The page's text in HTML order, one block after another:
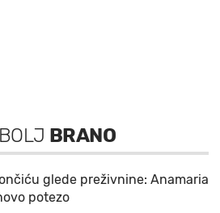
BRANO
glede preživnine: Anamaria
potezo